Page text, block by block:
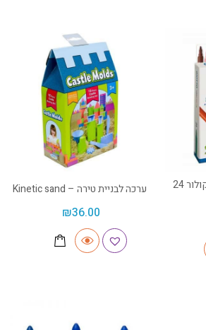
טושים דקים גיוטו טרובו קולור 24
ערכה לבניית טירה – Kinetic sand
₪36.00